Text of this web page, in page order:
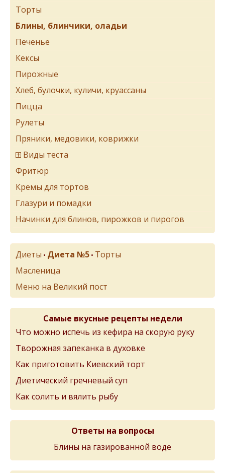
Торты
Блины, блинчики, оладьи
Печенье
Кексы
Пирожные
Хлеб, булочки, куличи, круассаны
Пицца
Рулеты
Пряники, медовики, коврижки
Виды теста
Фритюр
Кремы для тортов
Глазури и помадки
Начинки для блинов, пирожков и пирогов
Диеты • Диета №5 • Торты
Масленица
Меню на Великий пост
Самые вкусные рецепты недели
Что можно испечь из кефира на скорую руку
Творожная запеканка в духовке
Как приготовить Киевский торт
Диетический гречневый суп
Как солить и вялить рыбу
Ответы на вопросы
Блины на газированной воде